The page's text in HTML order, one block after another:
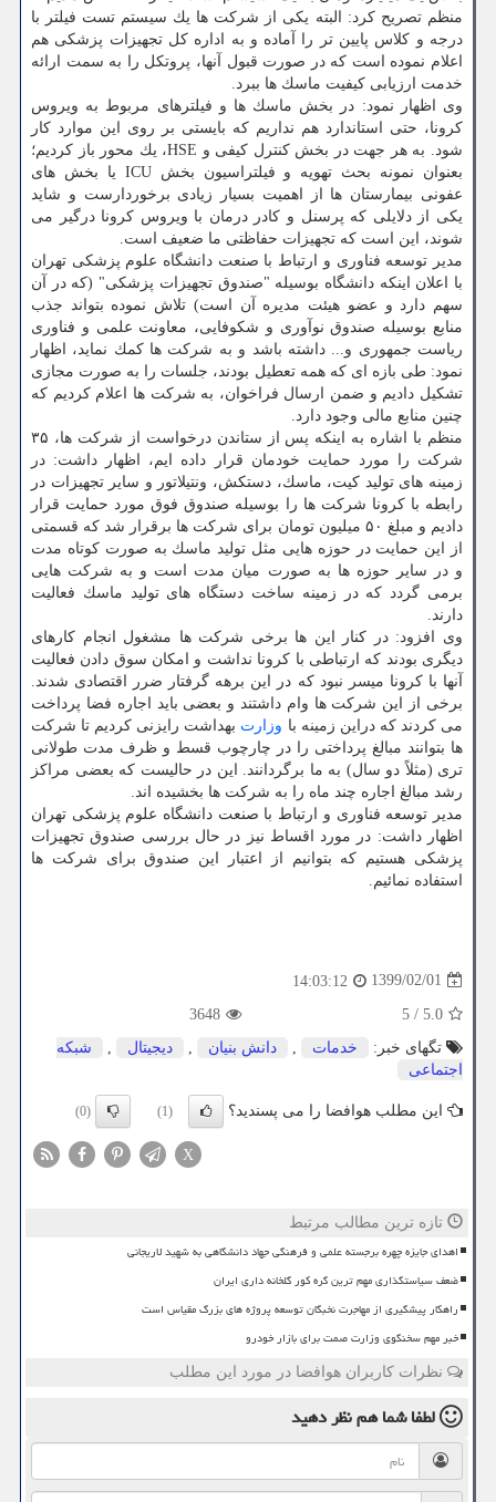
منظم تصریح كرد: البته یكی از شركت ها یك سیستم تست فیلتر با
درجه و كلاس پایین تر را آماده و به اداره كل تجهیزات پزشكی هم
اعلام نموده است كه در صورت قبول آنها، پروتكل را به سمت ارائه
خدمت ارزیابی كیفیت ماسك ها ببرد.
وی اظهار نمود: در بخش ماسك ها و فیلترهای مربوط به ویروس
كرونا، حتی استاندارد هم نداریم كه بایستی بر روی این موارد كار
شود. به هر جهت در بخش كنترل كیفی و HSE، یك محور باز كردیم؛
بعنوان نمونه بحث تهویه و فیلتراسیون بخش ICU یا بخش های
عفونی بیمارستان ها از اهمیت بسیار زیادی برخوردارست و شاید
یكی از دلایلی كه پرسنل و كادر درمان با ویروس كرونا درگیر می
شوند، این است كه تجهیزات حفاظتی ما ضعیف است.
مدیر توسعه فناوری و ارتباط با صنعت دانشگاه علوم پزشكی تهران
با اعلان اینكه دانشگاه بوسیله "صندوق تجهیزات پزشكی" (كه در آن
سهم دارد و عضو هیئت مدیره آن است) تلاش نموده بتواند جذب
منابع بوسیله صندوق نوآوری و شكوفایی، معاونت علمی و فناوری
ریاست جمهوری و... داشته باشد و به شركت ها كمك نماید، اظهار
نمود: طی بازه ای كه همه تعطیل بودند، جلسات را به صورت مجازی
تشكیل دادیم و ضمن ارسال فراخوان، به شركت ها اعلام كردیم كه
چنین منابع مالی وجود دارد.
منظم با اشاره به اینكه پس از ستاندن درخواست از شركت ها، ۳۵
شركت را مورد حمایت خودمان قرار داده ایم، اظهار داشت: در
زمینه های تولید كیت، ماسك، دستكش، ونتیلاتور و سایر تجهیزات در
رابطه با كرونا شركت ها را بوسیله صندوق فوق مورد حمایت قرار
دادیم و مبلغ ۵۰ میلیون تومان برای شركت ها برقرار شد كه قسمتی
از این حمایت در حوزه هایی مثل تولید ماسك به صورت كوتاه مدت
و در سایر حوزه ها به صورت میان مدت است و به شركت هایی
برمی گردد كه در زمینه ساخت دستگاه های تولید ماسك فعالیت
دارند.
وی افزود: در كنار این ها برخی شركت ها مشغول انجام كارهای
دیگری بودند كه ارتباطی با كرونا نداشت و امكان سوق دادن فعالیت
آنها با كرونا میسر نبود كه در این برهه گرفتار ضرر اقتصادی شدند.
برخی از این شركت ها وام داشتند و بعضی باید اجاره فضا پرداخت
می كردند كه دراین زمینه با وزارت بهداشت رایزنی كردیم تا شركت
ها بتوانند مبالغ پرداختی را در چارچوب قسط و ظرف مدت طولانی
تری (مثلاً دو سال) به ما برگردانند. این در حالیست كه بعضی مراكز
رشد مبالغ اجاره چند ماه را به شركت ها بخشیده اند.
مدیر توسعه فناوری و ارتباط با صنعت دانشگاه علوم پزشكی تهران
اظهار داشت: در مورد اقساط نیز در حال بررسی صندوق تجهیزات
پزشكی هستیم كه بتوانیم از اعتبار این صندوق برای شركت ها
استفاده نمائیم.
1399/02/01
14:03:12
5.0
/
5
3648
تگهای خبر:
خدمات , دانش بنیان , دیجیتال ,
شبكه
اجتماعی
این مطلب هوافضا را می پسندید؟ (1)
(0)
X
تازه ترین مطالب مرتبط
اهدای جایزه چهره برجسته علمی و فرهنگی جهاد دانشگاهی به شهید لاریجانی
ضعف سیاستگذاری مهم ترین گره کور گلخانه داری ایران
راهکار پیشگیری از مهاجرت نخبگان توسعه پروژه های بزرگ مقیاس است
خبر مهم سخنگوی وزارت صمت برای بازار خودرو
نظرات کاربران هوافضا در مورد این مطلب
لطفا شما همنظر دهید